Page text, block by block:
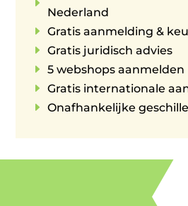
Nederland
E Gratis aanmelding &
E Gratis juridisch advies
E 5 webshops aanmelden
E Gratis internationale
E Onafhankelijke